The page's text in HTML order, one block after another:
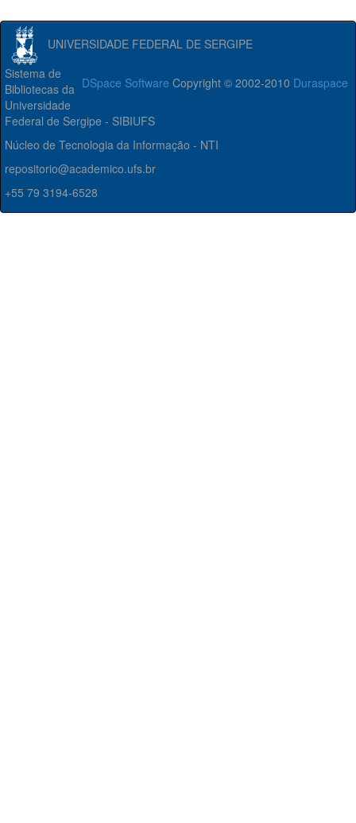
UNIVERSIDADE FEDERAL DE SERGIPE
DSpace Software Copyright © 2002-2010 Duraspace
Sistema de
Bibliotecas da
Universidade
Federal de Sergipe - SIBIUFS
Núcleo de Tecnologia da Informação - NTI
repositorio@academico.ufs.br
+55 79 3194-6528